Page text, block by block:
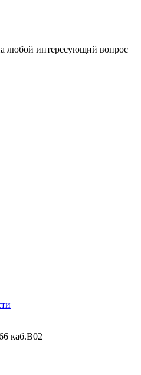
любой интересующий вопрос
каб.B02